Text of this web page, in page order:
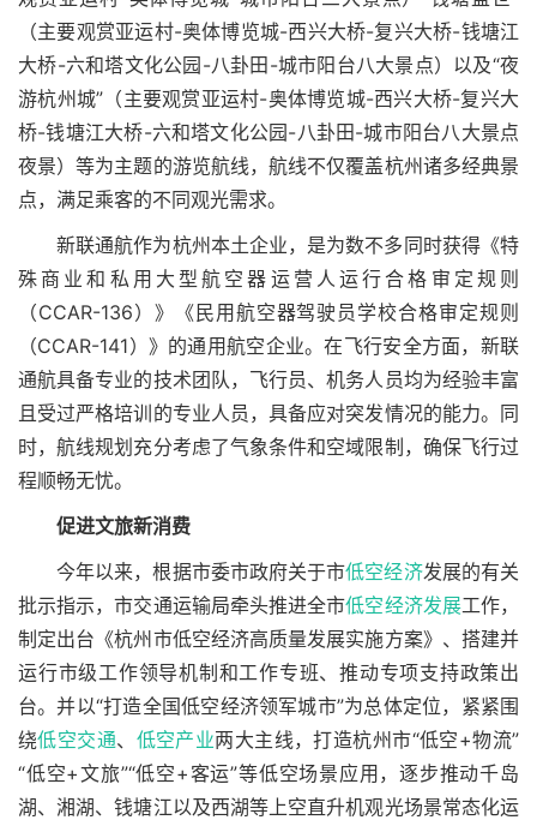
（主要观赏亚运村-奥体博览城-西兴大桥-复兴大桥-钱塘江
大桥-六和塔文化公园-八卦田-城市阳台八大景点）以及“夜
游杭州城”（主要观赏亚运村-奥体博览城-西兴大桥-复兴大
桥-钱塘江大桥-六和塔文化公园-八卦田-城市阳台八大景点
夜景）等为主题的游览航线，航线不仅覆盖杭州诸多经典景
点，满足乘客的不同观光需求。
新联通航作为杭州本土企业，是为数不多同时获得《特
殊商业和私用大型航空器运营人运行合格审定规则
（CCAR-136）》《民用航空器驾驶员学校合格审定规则
（CCAR-141）》的通用航空企业。在飞行安全方面，新联
通航具备专业的技术团队，飞行员、机务人员均为经验丰富
且受过严格培训的专业人员，具备应对突发情况的能力。同
时，航线规划充分考虑了气象条件和空域限制，确保飞行过
程顺畅无忧。
促进文旅新消费
今年以来，根据市委市政府关于市低空经济发展的有关
批示指示，市交通运输局牵头推进全市低空经济发展工作，
制定出台《杭州市低空经济高质量发展实施方案》、搭建并
运行市级工作领导机制和工作专班、推动专项支持政策出
台。并以“打造全国低空经济领军城市”为总体定位，紧紧围
绕低空交通、 低空产业两大主线，打造杭州市“低空+物流”
“低空+文旅”“低空+客运”等低空场景应用，逐步推动千岛
湖、湘湖、钱塘江以及西湖等上空直升机观光场景常态化运